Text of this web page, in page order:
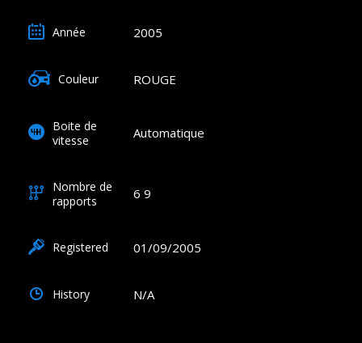
Année 2005
Couleur ROUGE
Boite de
vitesse
Automatique
Nombre de
rapports
6 9
Registered 01/09/2005
History N/A